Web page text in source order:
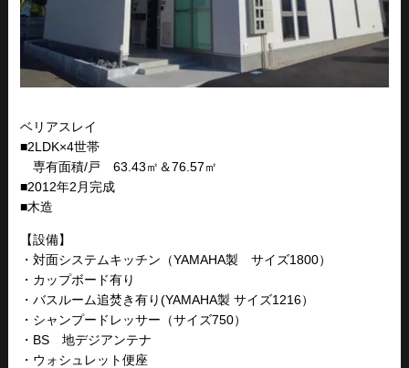
ベリアスレイ
■2LDK×4世帯
専有面積/戸 63.43㎡＆76.57㎡
■2012年2月完成
■木造
【設備】
・対面システムキッチン（YAMAHA製 サイズ1800）
・カップボード有り
・バスルーム追焚き有り(YAMAHA製 サイズ1216）
・シャンプードレッサー（サイズ750）
・BS 地デジアンテナ
・ウォシュレット便座